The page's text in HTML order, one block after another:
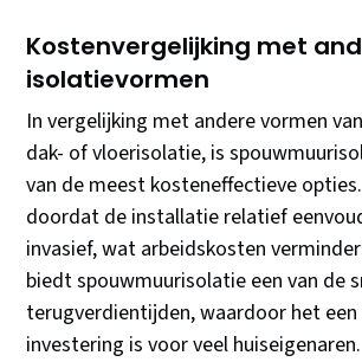
Kostenvergelijking met
isolatievormen
In vergelijking met andere vormen
dak- of vloerisolatie, is
van de meest kosteneffectieve
doordat de installatie relatief
invasief, wat arbeidskosten
biedt spouwmuurisolatie een van de
terugverdientijden, waardoor het
investering is voor veel huiseigenaren.